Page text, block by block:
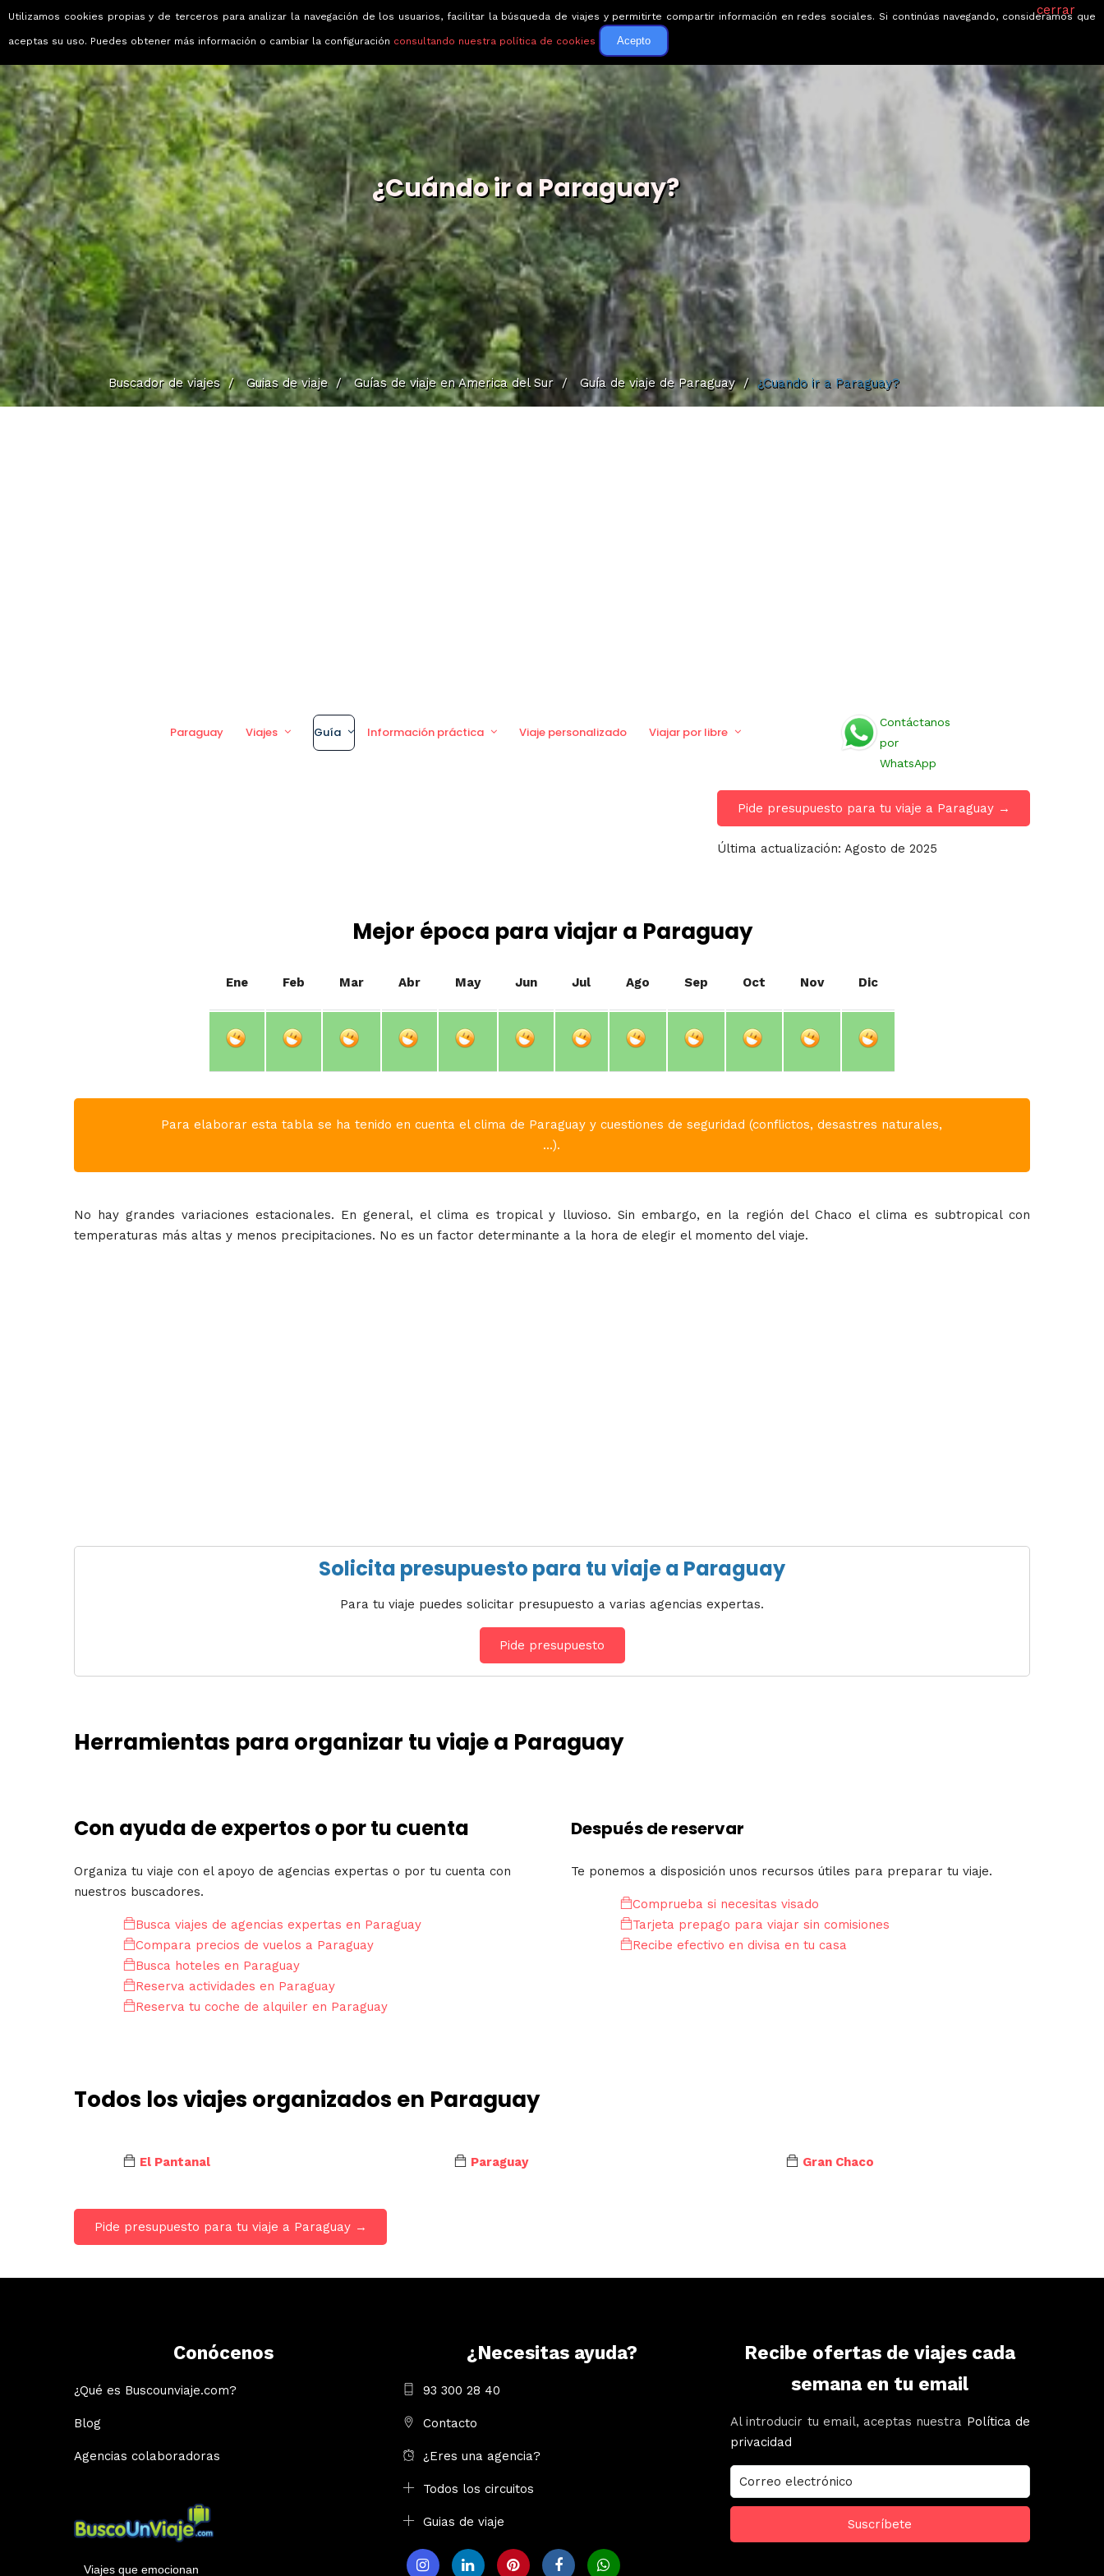
Viajes que emocionan
Circuitos
¿Cuándo ir a Paraguay?
Buscador de viajes / Guias de viaje / Guías de viaje en America del Sur / Guía de viaje de Paraguay / ¿Cuando ir a Paraguay?
Paraguay Viajes Guía Información práctica Viaje personalizado Viajar por libre
Contáctanos
por
WhatsApp
Pide presupuesto para tu viaje a Paraguay →
Última actualización: Agosto de 2025
Mejor época para viajar a Paraguay
Ene Feb Mar Abr May Jun Jul Ago Sep Oct Nov Dic
Para elaborar esta tabla se ha tenido en cuenta el clima de Paraguay y cuestiones de seguridad (conflictos, desastres naturales,
...).
No hay grandes variaciones estacionales. En general, el clima es tropical y lluvioso. Sin embargo, en la región del Chaco el clima es subtropical con
temperaturas más altas y menos precipitaciones. No es un factor determinante a la hora de elegir el momento del viaje.
Solicita presupuesto para tu viaje a Paraguay
Para tu viaje puedes solicitar presupuesto a varias agencias expertas.
Pide presupuesto
Herramientas para organizar tu viaje a Paraguay
Con ayuda de expertos o por tu cuenta
Organiza tu viaje con el apoyo de agencias expertas o por tu cuenta con
nuestros buscadores.
Busca viajes de agencias expertas en Paraguay
Compara precios de vuelos a Paraguay
Busca hoteles en Paraguay
Reserva actividades en Paraguay
Reserva tu coche de alquiler en Paraguay
Después de reservar
Te ponemos a disposición unos recursos útiles para preparar tu viaje.
Comprueba si necesitas visado
Tarjeta prepago para viajar sin comisiones
Recibe efectivo en divisa en tu casa
Todos los viajes organizados en Paraguay
El Pantanal Paraguay Gran Chaco
Pide presupuesto para tu viaje a Paraguay →
Conócenos
¿Qué es Buscounviaje.com?
Blog
Agencias colaboradoras
Viajes que emocionan
¿Necesitas ayuda?
93 300 28 40
Contacto
¿Eres una agencia?
Todos los circuitos
Guias de viaje
Recibe ofertas de viajes cada
semana en tu email
Al introducir tu email, aceptas nuestra Política de
privacidad
cerrar
Utilizamos cookies propias y de terceros para analizar la navegación de los usuarios, facilitar la búsqueda de viajes y permitirte compartir información en redes sociales. Si continúas navegando, consideramos que
aceptas su uso. Puedes obtener más información o cambiar la configuración consultando nuestra política de cookies Acepto